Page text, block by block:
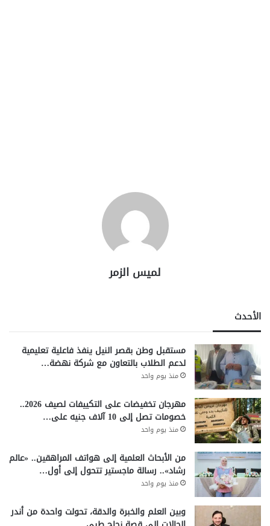
لميس الزمر
الأحدث
مستقبل وطن بقصر النيل ينفذ فاعلية تعليمية
لدعم الطلاب بالتعاون مع شركة نهضة…
منذ يوم واحد
مهرجان تخفيضات على التكييفات لصيف 2026..
خصومات تصل إلى 10 آلاف جنيه على…
منذ يوم واحد
من الأبحاث العلمية إلى هواتف المراهقين.. «عالم
رشاد».. رسالة ماجستير تتحول إلى أول…
منذ يوم واحد
وبين العلم والخبرة والدقة، تحولت واحدة من أندر